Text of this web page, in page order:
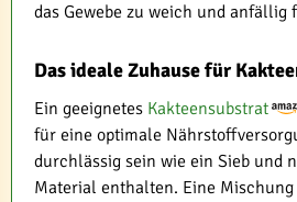
das Gewebe zu weich und anfällig
Das ideale Zuhause für
Ein geeignetes Kakteensubstrat
für eine optimale
durchlässig sein wie ein Sieb und
Material enthalten. Eine